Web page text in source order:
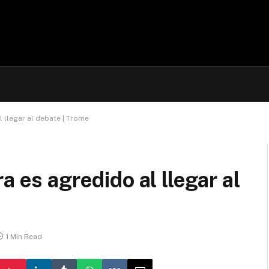
llegar al debate | Trome
es agredido al llegar al
1 Min Read